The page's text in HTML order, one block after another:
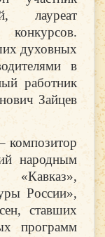
лауреат
конкурсов.
духовных
в
работник
Зайцев
композитор
народным
России»,
ставших
программ